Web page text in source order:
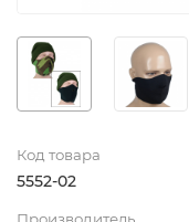
Код товара
5552-02